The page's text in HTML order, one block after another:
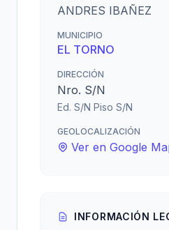
ANDRES IBAÑEZ
MUNICIPIO
EL TORNO
DIRECCIÓN
Nro. S/N
Ed. S/N Piso S/N
GEOLOCALIZACIÓN
Ver en Google
INFORMACIÓN